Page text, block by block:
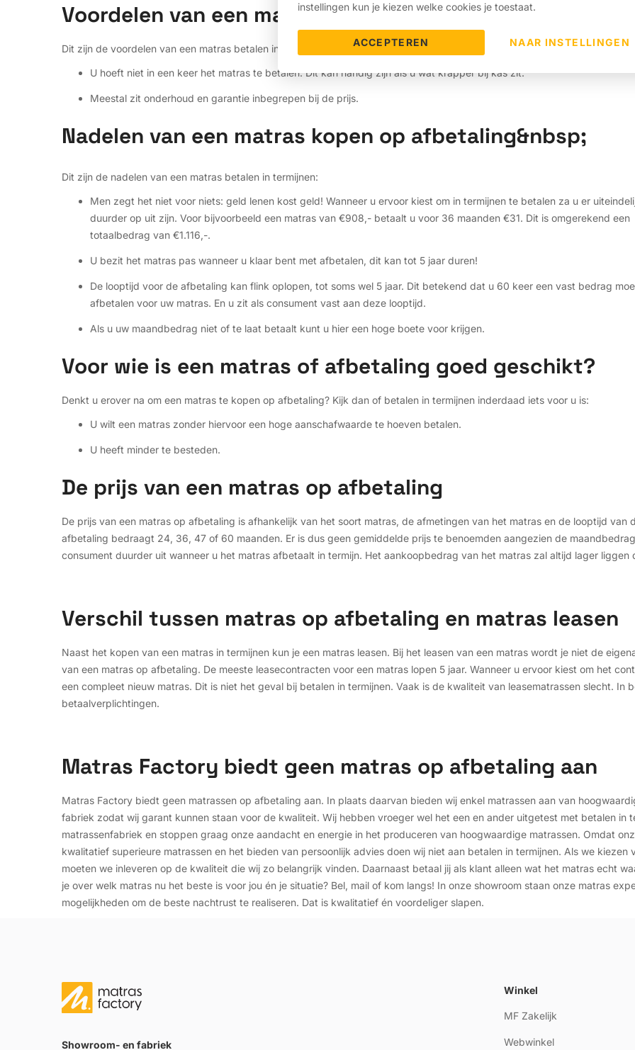
instellingen kun je kiezen welke cookies je toestaat.
ACCEPTEREN NAAR INSTELLINGEN
Voordelen van een matras kopen op afbetaling
Dit zijn de voordelen van een matras betalen in termijnen: &nbsp;
U hoeft niet in een keer het matras te betalen. Dit kan handig zijn als u wat krapper bij kas zit.
Meestal zit onderhoud en garantie inbegrepen bij de prijs.
Nadelen van een matras kopen op afbetaling&nbsp;
Dit zijn de nadelen van een matras betalen in termijnen:
Men zegt het niet voor niets: geld lenen kost geld! Wanneer u ervoor kiest om in termijnen te betalen za u er
duurder op uit zijn. Voor bijvoorbeeld een matras van €908,- betaalt u voor 36 maanden €31. Dit is omgerekend een
totaalbedrag van €1.116,-.
U bezit het matras pas wanneer u klaar bent met afbetalen, dit kan tot 5 jaar duren!
De looptijd voor de afbetaling kan flink oplopen, tot soms wel 5 jaar. Dit betekend dat u 60 keer een vast bedrag
afbetalen voor uw matras. En u zit als consument vast aan deze looptijd.
Als u uw maandbedrag niet of te laat betaalt kunt u hier een hoge boete voor krijgen.
Voor wie is een matras of afbetaling goed geschikt?
Denkt u erover na om een matras te kopen op afbetaling? Kijk dan of betalen in termijnen inderdaad iets voor u is:
U wilt een matras zonder hiervoor een hoge aanschafwaarde te hoeven betalen.
U heeft minder te besteden.
De prijs van een matras op afbetaling
De prijs van een matras op afbetaling is afhankelijk van het soort matras, de afmetingen van het matras en de looptijd van
afbetaling bedraagt 24, 36, 47 of 60 maanden. Er is dus geen gemiddelde prijs te benoemden aangezien de
consument duurder uit wanneer u het matras afbetaalt in termijn. Het aankoopbedrag van het matras zal altijd lager
Verschil tussen matras op afbetaling en matras leasen
Naast het kopen van een matras in termijnen kun je een matras leasen. Bij het leasen van een matras wordt je niet de
van een matras op afbetaling. De meeste leasecontracten voor een matras lopen 5 jaar. Wanneer u ervoor kiest om het
een compleet nieuw matras. Dit is niet het geval bij betalen in termijnen. Vaak is de kwaliteit van leasematrassen slecht. In
betaalverplichtingen.
Matras Factory biedt geen matras op afbetaling aan
Matras Factory biedt geen matrassen op afbetaling aan. In plaats daarvan bieden wij enkel matrassen aan van
fabriek zodat wij garant kunnen staan voor de kwaliteit. Wij hebben vroeger wel het een en ander uitgetest met betalen in
matrassenfabriek en stoppen graag onze aandacht en energie in het produceren van hoogwaardige matrassen. Omdat
kwalitatief superieure matrassen en het bieden van persoonlijk advies doen wij niet aan betalen in termijnen. Als we
moeten we inleveren op de kwaliteit die wij zo belangrijk vinden. Daarnaast betaal jij als klant alleen wat het matras echt
je over welk matras nu het beste is voor jou én je situatie? Bel, mail of kom langs! In onze showroom staan onze matras
mogelijkheden om de beste nachtrust te realiseren. Dat is kwalitatief én voordeliger slapen.
Showroom- en fabriek
Winkel
MF Zakelijk
Webwinkel